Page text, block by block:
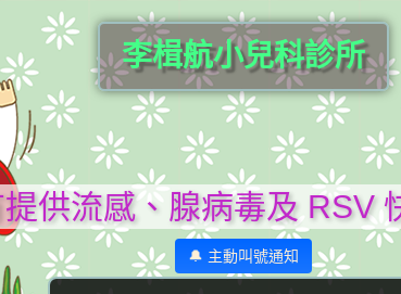
李楫航小兒科診所
供流感、腺病毒及 RSV
🔔 主動叫號通知